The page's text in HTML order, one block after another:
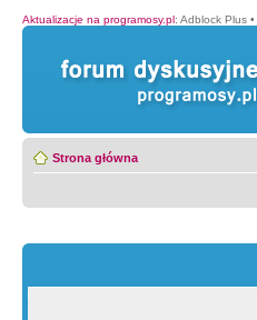
Aktualizacje na programosy.pl: Adblock Plus •
Strona główna